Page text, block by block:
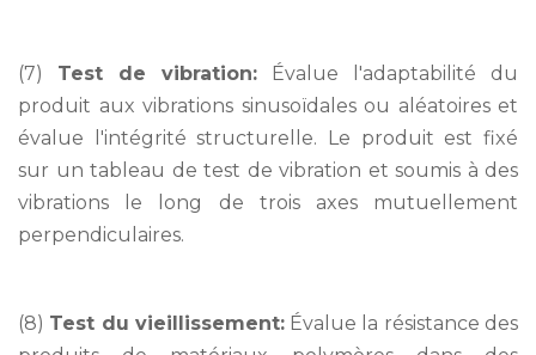
(7) Test de vibration: Évalue l'adaptabilité du
produit aux vibrations sinusoïdales ou aléatoires et
évalue l'intégrité structurelle. Le produit est fixé
sur un tableau de test de vibration et soumis à des
vibrations le long de trois axes mutuellement
perpendiculaires.
(8) Test du vieillissement:Évalue la résistance des